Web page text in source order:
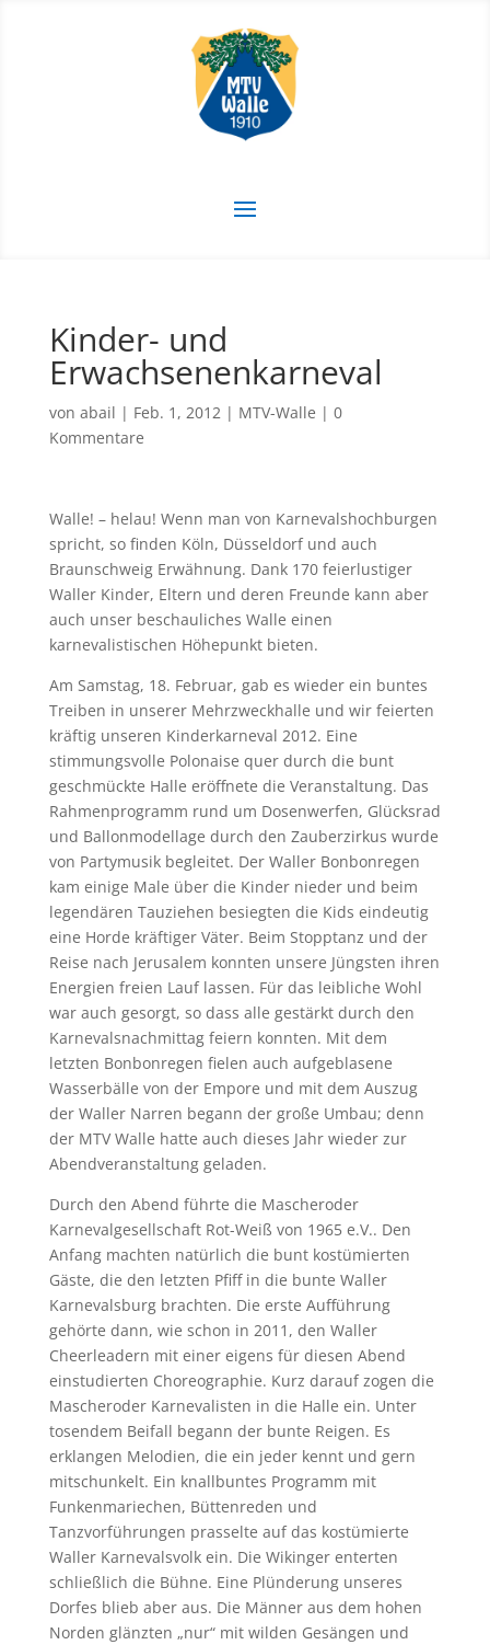
Kinder- und
Erwachsenenkarneval
von abail | Feb. 1, 2012 | MTV-Walle | 0
Kommentare
Walle! – helau! Wenn man von Karnevalshochburgen
spricht, so finden Köln, Düsseldorf und auch
Braunschweig Erwähnung. Dank 170 feierlustiger
Waller Kinder, Eltern und deren Freunde kann aber
auch unser beschauliches Walle einen
karnevalistischen Höhepunkt bieten.
Am Samstag, 18. Februar, gab es wieder ein buntes
Treiben in unserer Mehrzweckhalle und wir feierten
kräftig unseren Kinderkarneval 2012. Eine
stimmungsvolle Polonaise quer durch die bunt
geschmückte Halle eröffnete die Veranstaltung. Das
Rahmenprogramm rund um Dosenwerfen, Glücksrad
und Ballonmodellage durch den Zauberzirkus wurde
von Partymusik begleitet. Der Waller Bonbonregen
kam einige Male über die Kinder nieder und beim
legendären Tauziehen besiegten die Kids eindeutig
eine Horde kräftiger Väter. Beim Stopptanz und der
Reise nach Jerusalem konnten unsere Jüngsten ihren
Energien freien Lauf lassen. Für das leibliche Wohl
war auch gesorgt, so dass alle gestärkt durch den
Karnevalsnachmittag feiern konnten. Mit dem
letzten Bonbonregen fielen auch aufgeblasene
Wasserbälle von der Empore und mit dem Auszug
der Waller Narren begann der große Umbau; denn
der MTV Walle hatte auch dieses Jahr wieder zur
Abendveranstaltung geladen.
Durch den Abend führte die Mascheroder
Karnevalgesellschaft Rot-Weiß von 1965 e.V.. Den
Anfang machten natürlich die bunt kostümierten
Gäste, die den letzten Pfiff in die bunte Waller
Karnevalsburg brachten. Die erste Aufführung
gehörte dann, wie schon in 2011, den Waller
Cheerleadern mit einer eigens für diesen Abend
einstudierten Choreographie. Kurz darauf zogen die
Mascheroder Karnevalisten in die Halle ein. Unter
tosendem Beifall begann der bunte Reigen. Es
erklangen Melodien, die ein jeder kennt und gern
mitschunkelt. Ein knallbuntes Programm mit
Funkenmariechen, Büttenreden und
Tanzvorführungen prasselte auf das kostümierte
Waller Karnevalsvolk ein. Die Wikinger enterten
schließlich die Bühne. Eine Plünderung unseres
Dorfes blieb aber aus. Die Männer aus dem hohen
Norden glänzten „nur“ mit wilden Gesängen und